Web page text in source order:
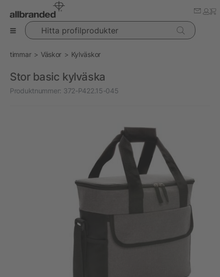
Hitta profilprodukter
timmar Väskor Kylväskor
Stor basic kylväska
Produktnummer: 372-P422.15-045